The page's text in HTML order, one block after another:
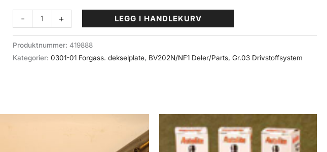
-
Bakelittpakning
for
SU
(0301-
+ LEGG I HANDLEKURV
Produktnummer:419888
Kategorier:0301-01 Forgass. dekselplate, BV202N/NF1 Deler/Parts,Gr.03 Drivstoffsystem